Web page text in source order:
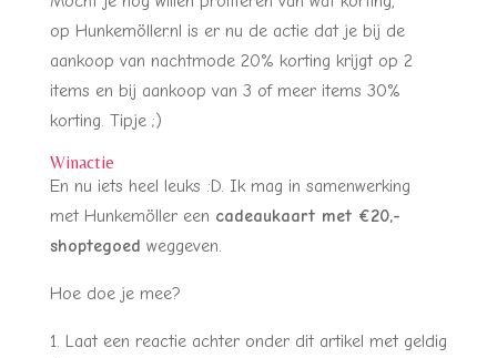
op Hunkemöller.nl is er nu de actie dat je bij de
aankoop van nachtmode 20% korting krijgt op 2
items en bij aankoop van 3 of meer items 30%
korting. Tipje ;)
Winactie
En nu iets heel leuks :D. Ik mag in samenwerking
met Hunkemöller een cadeaukaart met €20,-
shoptegoed weggeven.
Hoe doe je mee?
Laat een reactie achter onder dit artikel met geldig